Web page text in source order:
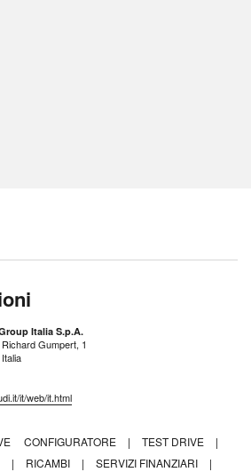
Italia S.p.A.
Gumpert, 1
it/web/it.html
CONFIGURATORE | TEST DRIVE
|
| RICAMBI | SERVIZI FINANZIARI
|